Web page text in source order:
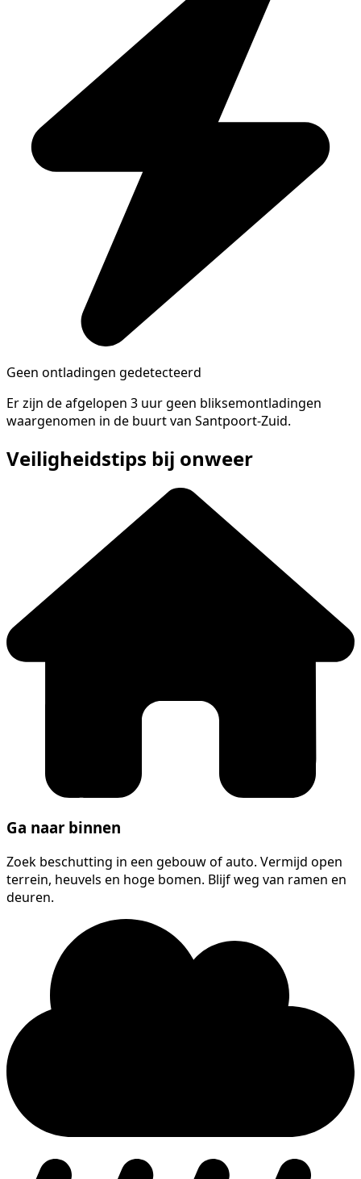
Geen ontladingen gedetecteerd
Er zijn de afgelopen 3 uur geen bliksemontladingen
waargenomen in de buurt van Santpoort-Zuid.
Veiligheidstips bij onweer
Ga naar binnen
Zoek beschutting in een gebouw of auto. Vermijd open
terrein, heuvels en hoge bomen. Blijf weg van ramen en
deuren.